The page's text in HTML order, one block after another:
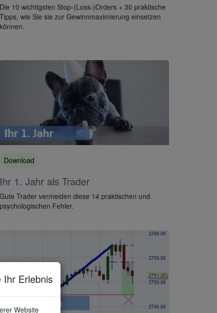
Die 10 wichtigsten Stop-(Loss-)Orders + 30 praktische
Tipps, wie Sie sie zur Gewinnmaximierung einsetzen
können.
Download
Ihr 1. Jahr als Trader
Gute Trader vermeiden diese 14 praktischen und
psychologischen Fehler.
Ihr Erlebnis
Website